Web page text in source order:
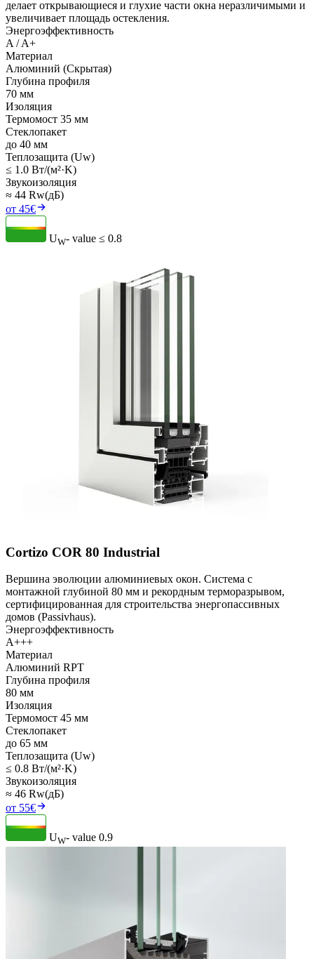
делает открывающиеся и глухие части окна неразличимыми и
увеличивает площадь остекления.
Энергоэффективность
A / A+
Материал
Алюминий (Скрытая)
Глубина профиля
70 мм
Изоляция
Термомост 35 мм
Стеклопакет
до 40 мм
Теплозащита (Uw)
≤ 1.0 Вт/(м²·K)
Звукоизоляция
≈ 44 Rw(дБ)
от 45€
UW- value ≤ 0.8
Cortizo COR 80 Industrial
Вершина эволюции алюминиевых окон. Система с
монтажной глубиной 80 мм и рекордным терморазрывом,
сертифицированная для строительства энергопассивных
домов (Passivhaus).
Энергоэффективность
A+++
Материал
Алюминий RPT
Глубина профиля
80 мм
Изоляция
Термомост 45 мм
Стеклопакет
до 65 мм
Теплозащита (Uw)
≤ 0.8 Вт/(м²·K)
Звукоизоляция
≈ 46 Rw(дБ)
от 55€
UW- value 0.9